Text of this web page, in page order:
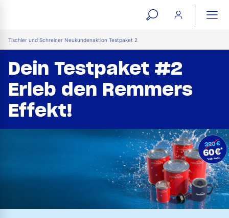
open
Tischler und Schreiner Neukundenaktion Testpaket 2
Dein Testpaket #2
Erleb den Remmers
Effekt!